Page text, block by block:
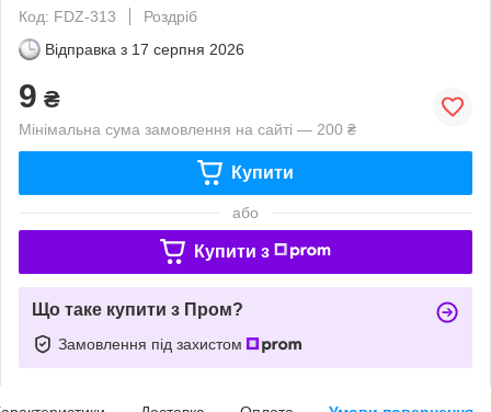
Код: FDZ-313
Роздріб
Відправка з 17 серпня 2026
9 ₴
Мінімальна сума замовлення на сайті — 200 ₴
Купити
або
Купити з
Що таке купити з Пром?
Замовлення під захистом